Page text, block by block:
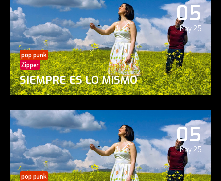
05
May 25
pop punk
Zipper
SIEMPRE ES LO MISMO
05
May 25
pop punk